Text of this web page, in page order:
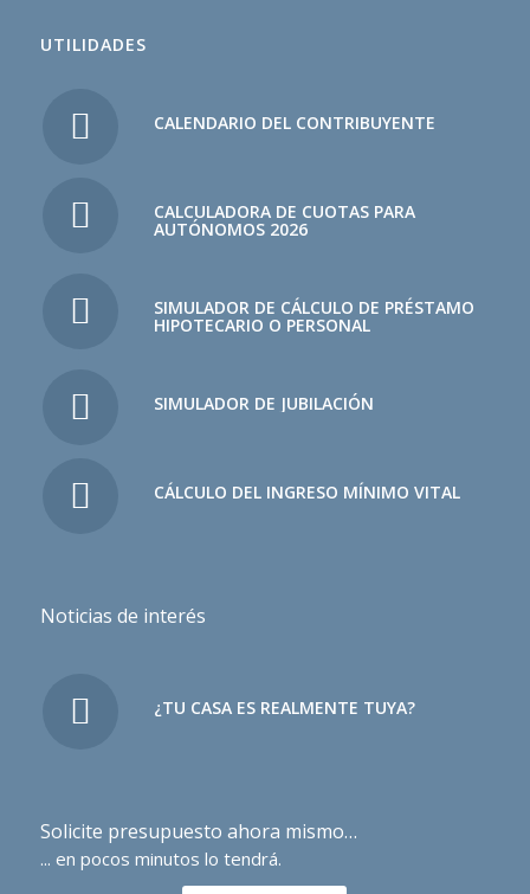
UTILIDADES
CALENDARIO DEL CONTRIBUYENTE
CALCULADORA DE CUOTAS PARA
AUTÓNOMOS 2026
SIMULADOR DE CÁLCULO DE PRÉSTAMO
HIPOTECARIO O PERSONAL
SIMULADOR DE JUBILACIÓN
CÁLCULO DEL INGRESO MÍNIMO VITAL
Noticias de interés
¿TU CASA ES REALMENTE TUYA?
Solicite presupuesto ahora mismo…
... en pocos minutos lo tendrá.